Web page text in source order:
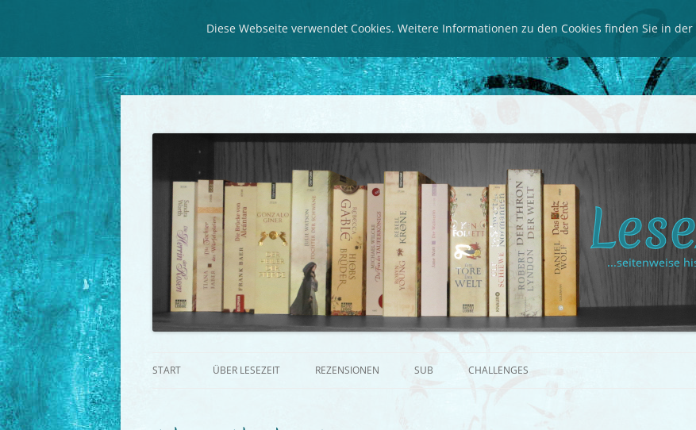
LeseZeit
START ÜBER LESEZEIT REZENSIONEN SUB CHALLENGES
Diese Webseite verwendet Cookies. Weitere Informationen zu den Cookies finden Sie in der